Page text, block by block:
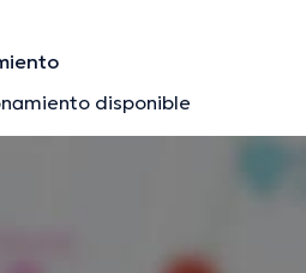
disponible